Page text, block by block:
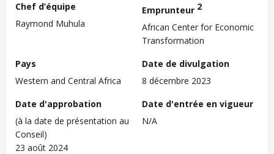
Chef d’équipe
Raymond Muhula
Emprunteur 2
African Center for Economic
Transformation
Pays
Western and Central Africa
Date de divulgation
8 décembre 2023
Date d'approbation
(à la date de présentation au
Conseil)
23 août 2024
Date d'entrée en vigueur
N/A